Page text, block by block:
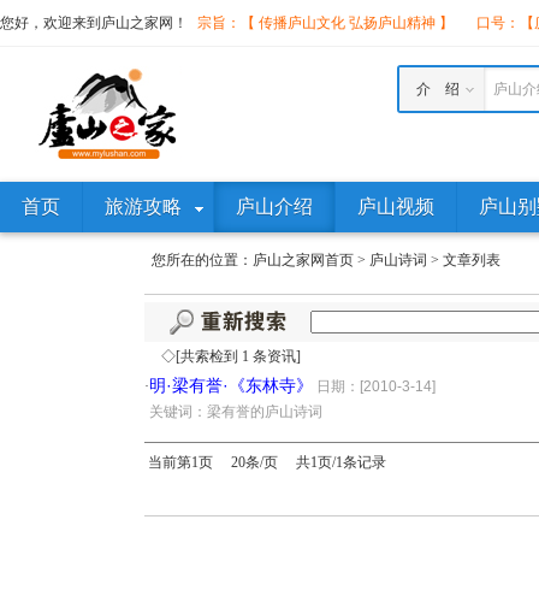
您好，欢迎来到庐山之家网！ 宗旨：【 传播庐山文化 弘扬庐山精神 】 口号：
庐山
介 绍
首页 旅游攻略 庐山介绍 庐山视频 庐山
您所在的位置： 庐山之家网首页 > 庐山诗词 > 文章列表
◇[共索检到 1 条资讯]
·明·梁有誉·《东林寺》
日期：[2010-3-14]
关键词：梁有誉的庐山诗词
当前第1页 20条/页 共1页/1条记录